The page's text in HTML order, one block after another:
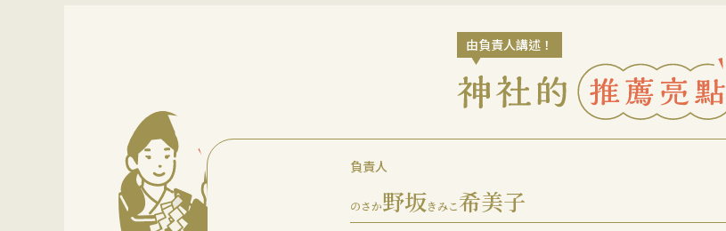
由負責人講述！
負責人
のさか野坂きみこ希美子